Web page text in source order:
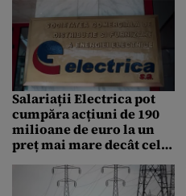
urile
Salariații Electrica pot
cumpăra acțiuni de 190
milioane de euro la un
preț mai mare decât cel